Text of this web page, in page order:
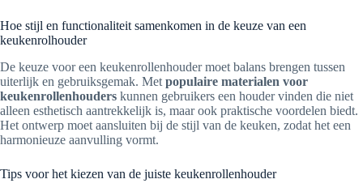
Hoe stijl en functionaliteit samenkomen in de keuze van een
keukenrolhouder
De keuze voor een keukenrollenhouder moet balans brengen tussen
uiterlijk en gebruiksgemak. Met populaire materialen voor
keukenrollenhouders kunnen gebruikers een houder vinden die niet
alleen esthetisch aantrekkelijk is, maar ook praktische voordelen biedt.
Het ontwerp moet aansluiten bij de stijl van de keuken, zodat het een
harmonieuze aanvulling vormt.
Tips voor het kiezen van de juiste keukenrollenhouder